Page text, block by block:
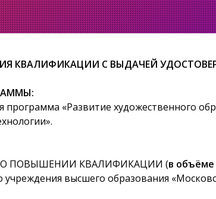
КВАЛИФИКАЦИИ С ВЫДАЧЕЙ
программа «Развитие художественного
О ПОВЫШЕНИИ КВАЛИФИКАЦИИ (в объёме
учреждения высшего образования